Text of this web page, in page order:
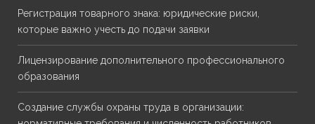
Регистрация товарного знака: юридические риски,
которые важно учесть до подачи заявки
Лицензирование дополнительного профессионального
образования
Создание службы охраны труда в организации: